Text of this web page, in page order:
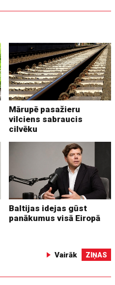
Mārupē pasažieru
vilciens sabraucis
cilvēku
Baltijas idejas gūst
panākumus visā Eiropā
Vairāk ZIŅAS